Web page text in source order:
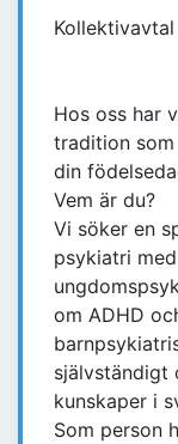
Kollektivavtal
Hos oss har
tradition
din
Vem är du?
Vi söker en
psykiatri
om ADHD
självständigt
kunskaper i
Som person